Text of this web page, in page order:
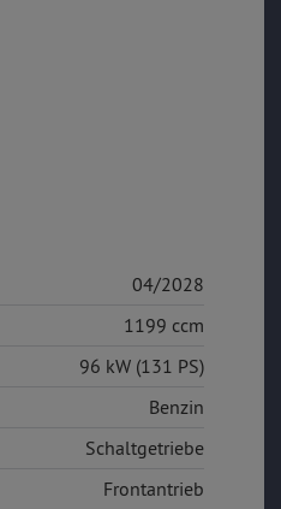
04/2028
1199 ccm
96 kW (131 PS)
Benzin
Schaltgetriebe
Frontantrieb